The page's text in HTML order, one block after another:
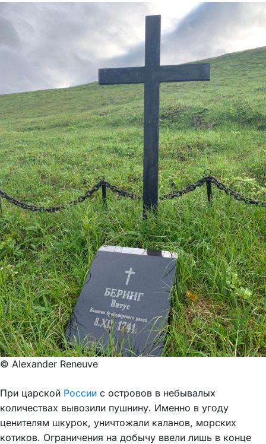
© Alexander Reneuve
При царской России с островов в небывалых
количествах вывозили пушнину. Именно в угоду
ценителям шкурок, уничтожали каланов, морских
котиков. Ограничения на добычу ввели лишь в конце